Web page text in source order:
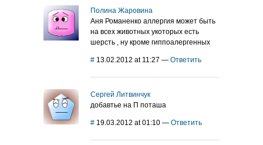
Полина Жаровина
Аня Романенко аллергия может быть
на всех животных укоторых есть
шерсть , ну кроме гиппоалергенных
# 13.02.2012 at 11:27 — Ответить
Сергей Литвинчук
добавтье на П поташа
# 19.03.2012 at 01:10 — Ответить